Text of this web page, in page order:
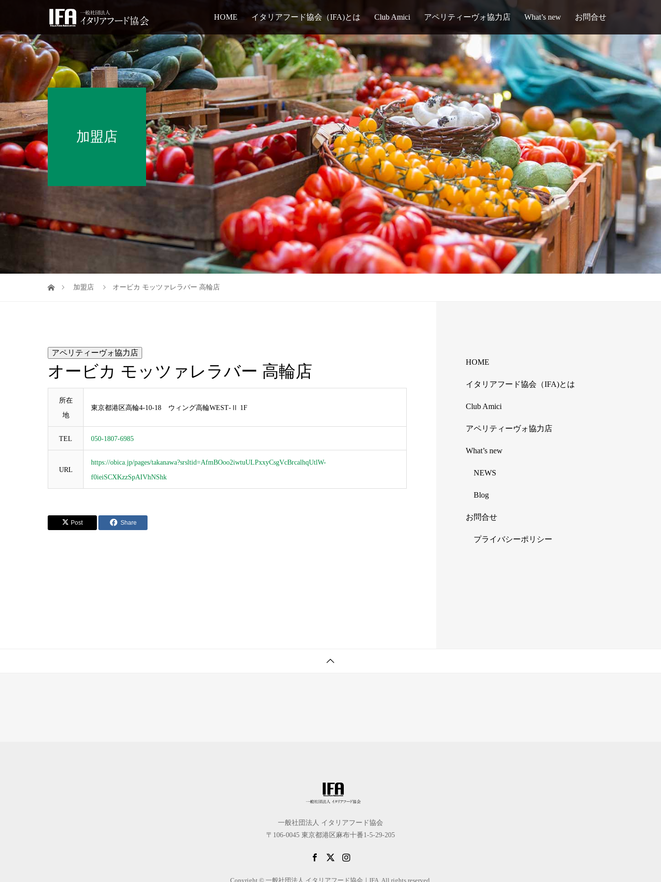
HOME イタリアフード協会（IFA)とは Club Amici アペリティーヴォ協力店 What’s new お問合せ
加盟店
加盟店 オービカ モッツァレラバー 高輪店
アペリティーヴォ協力店
オービカ モッツァレラバー 高輪店
所在
地
東京都港区高輪4-10-18 ウィング高輪WEST‐Ⅱ 1F
TEL 050-1807-6985
URL
https://obica.jp/pages/takanawa?srsltid=AfmBOoo2iwtuULPxxyCsgVcBrcalhqUtlW-
f0ieiSCXKzzSpAIVhNShk
Post Share
HOME
イタリアフード協会（IFA)とは
Club Amici
アペリティーヴォ協力店
What’s new
NEWS
Blog
お問合せ
プライバシーポリシー
一般社団法人 イタリアフード協会
〒106-0045 東京都港区麻布十番1-5-29-205
Copyright © 一般社団法人 イタリアフード協会｜IFA. All rights reserved.